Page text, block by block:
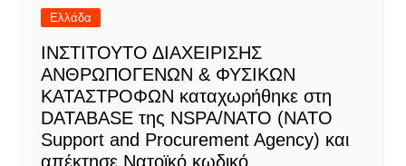
Ελλάδα
IΝΣΤΙΤΟΥΤΟ ΔΙΑΧΕΙΡΙΣΗΣ
ΑΝΘΡΩΠΟΓΕΝΩΝ & ΦΥΣΙΚΩΝ
ΚΑΤΑΣΤΡΟΦΩΝ καταχωρήθηκε στη
DATABASE της NSPA/ΝΑΤΟ (NATO
Support and Procurement Agency) και
απέκτησε Νατοϊκό κωδικό.